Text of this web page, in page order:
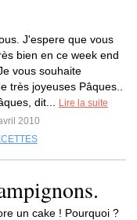
J'espere que vous
bien en ce week end
vous souhaite
très joyeuses Pâques..
dit...
Lire la suite
2010
un cake ! Pourquoi ?